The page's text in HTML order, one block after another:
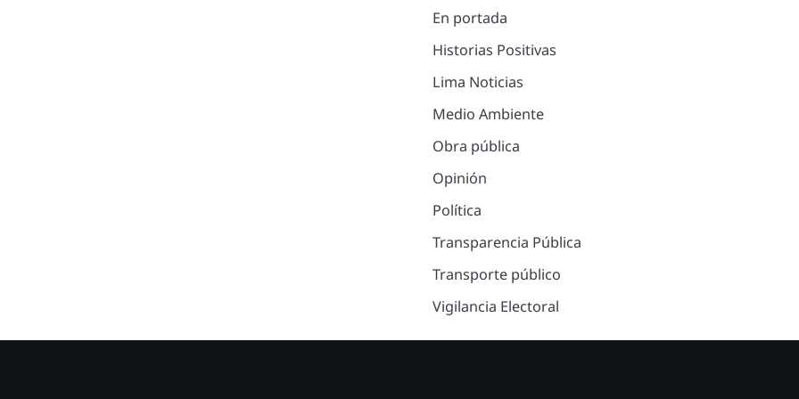
En portada
Historias Positivas
Lima Noticias
Medio Ambiente
Obra pública
Opinión
Política
Transparencia Pública
Transporte público
Vigilancia Electoral